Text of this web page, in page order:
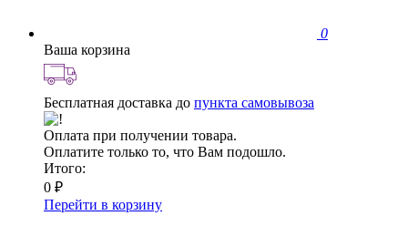
0
Ваша корзина
Бесплатная доставка до пункта самовывоза
Оплата при получении товара.
Оплатите только то, что Вам подошло.
Итого:
0 ₽
Перейти в корзину